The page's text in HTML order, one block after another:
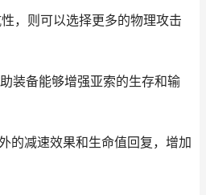
，则可以选择更多的物理攻击
装备能够增强亚索的生存和输
的减速效果和生命值回复，增加